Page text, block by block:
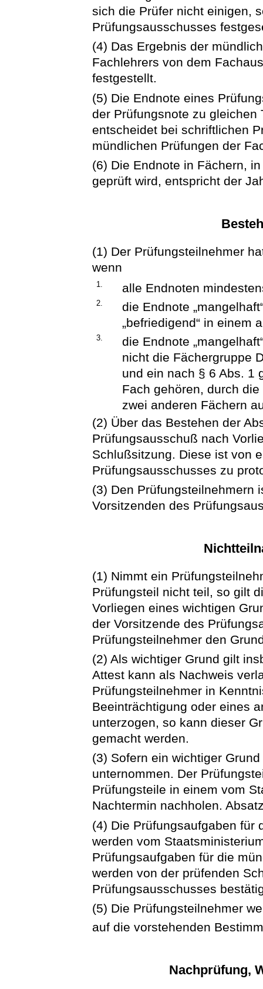
sich die Prüfer nicht einigen,
Prüfungsausschusses
(4) Das Ergebnis der
Fachlehrers von dem
festgestellt.
(5) Die Endnote eines
der Prüfungsnote zu gleichen
entscheidet bei schriftlichen
mündlichen Prüfungen der
(6) Die Endnote in Fächern,
geprüft wird, entspricht der
(1) Der Prüfungsteilnehmer
wenn
1. alle Endnoten
2.
die Endnote
„befriedigend“ in einem
3.
die Endnote
nicht die Fächergruppe
und ein nach § 6 Abs. 1
Fach gehören, durch die
zwei anderen Fächern
(2) Über das Bestehen der
Prüfungsausschuß nach
Schlußsitzung. Diese ist von
Prüfungsausschusses zu
(3) Den Prüfungsteilnehmern
Vorsitzenden des
(1) Nimmt ein
Prüfungsteil nicht teil, so gilt
Vorliegen eines wichtigen
der Vorsitzende des
Prüfungsteilnehmer den
(2) Als wichtiger Grund gilt
Attest kann als Nachweis
Prüfungsteilnehmer in
Beeinträchtigung oder eines
unterzogen, so kann dieser
gemacht werden.
(3) Sofern ein wichtiger
unternommen. Der
Prüfungsteile in einem vom
Nachtermin nachholen.
(4) Die Prüfungsaufgaben für
werden vom
Prüfungsaufgaben für die
werden von der prüfenden
Prüfungsausschusses
(5) Die Prüfungsteilnehmer
auf die vorstehenden
Nachprüfung,